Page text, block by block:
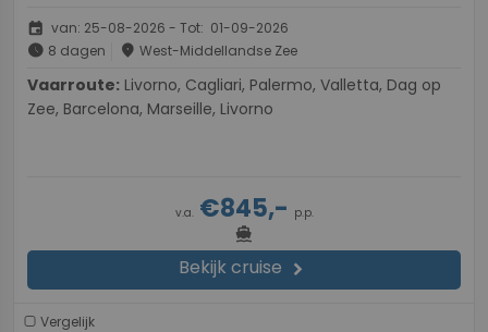
event van: 25-08-2026 - Tot: 01-09-2026
schedule 8 dagen place West-Middellandse Zee
Vaarroute:
Zee, Barcelona, Marseille, Livorno
v.a.€845,- p.p.
directions_boat
Bekijk cruise chevron_right
Vergelijk